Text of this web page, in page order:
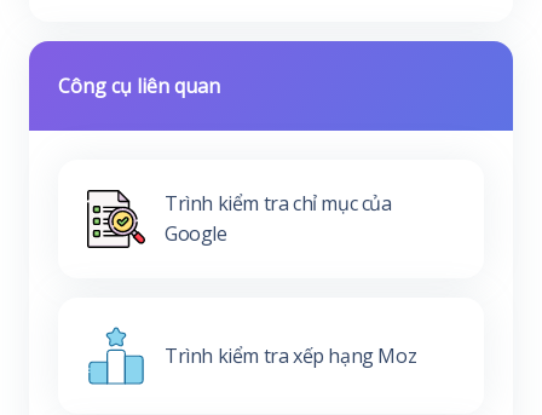
Công cụ liên quan
Trình kiểm tra chỉ mục của
Google
Trình kiểm tra xếp hạng Moz